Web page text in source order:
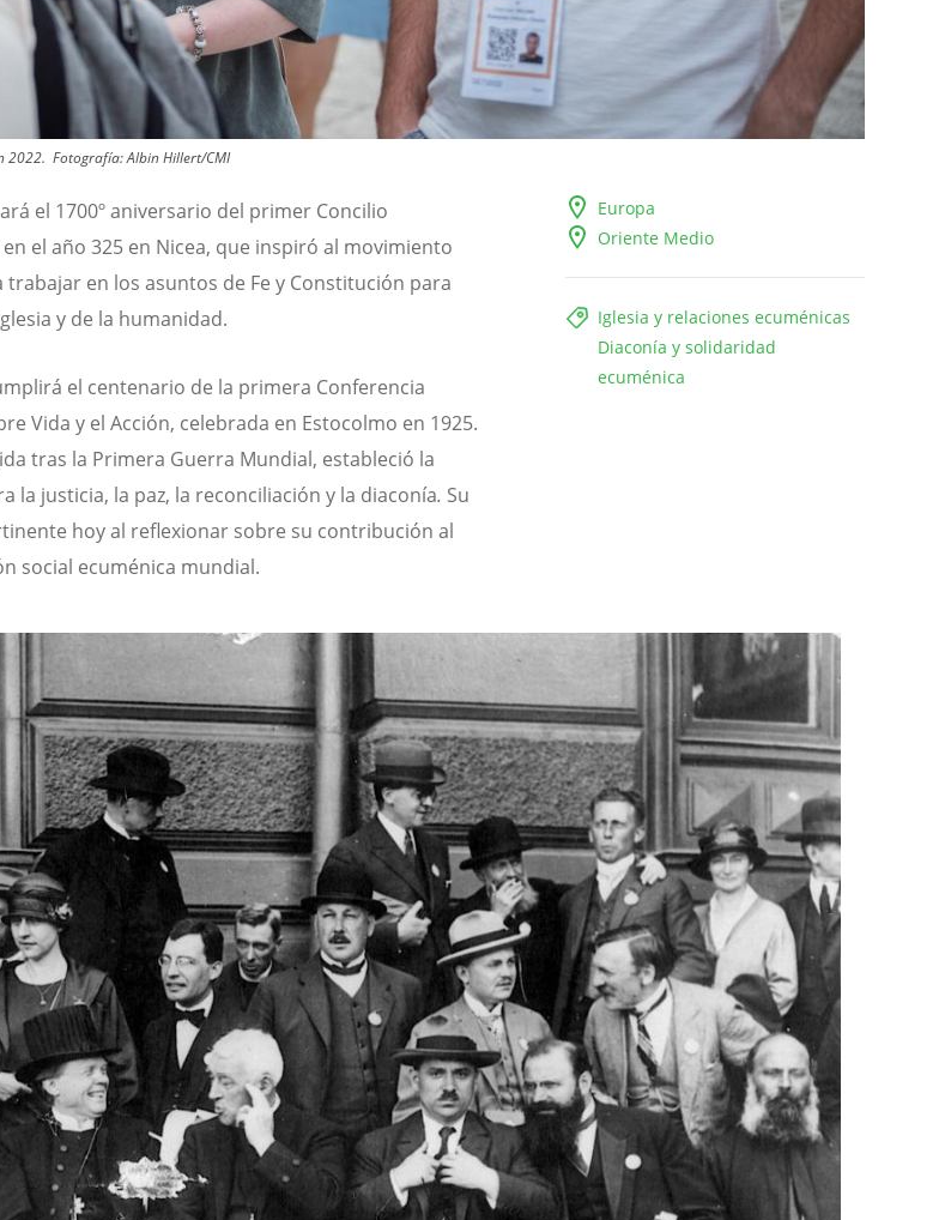
2022. Fotografía:Albin Hillert/CMI
Europa
Oriente Medio
Iglesia y relaciones ecuménicas
Diaconía y solidaridad
ecuménica
el 1700º aniversario del primer Concilio
el año 325 en Nicea, que inspiró al movimiento
en los asuntos de Fe y Constitución para
y de la humanidad.
el centenario de la primera Conferencia
Vida y el Acción, celebrada en Estocolmo en 1925.
tras la Primera Guerra Mundial, estableció la
la justicia, la paz, la reconciliación y la diaconía. Su
hoy al reflexionar sobre su contribución al
social ecuménica mundial.